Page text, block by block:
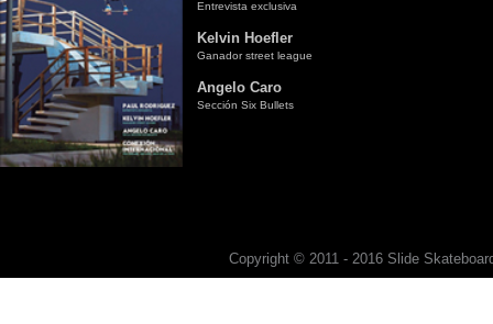
Entrevista exclusiva
Kelvin Hoefler
Ganador street league
Angelo Caro
Sección Six Bullets
Copyright © 2011 - 2016 Slide